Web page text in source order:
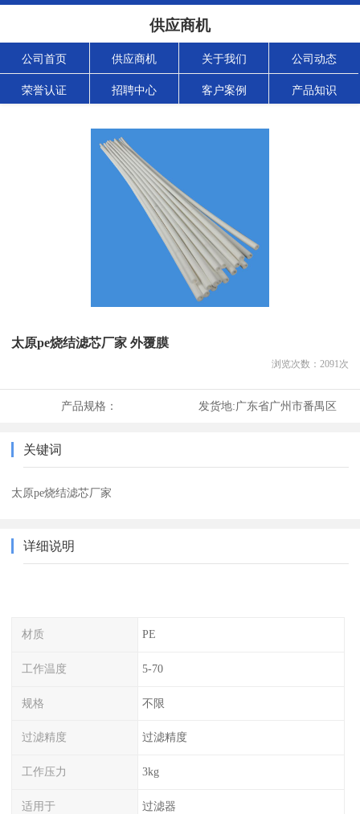
供应商机
公司首页 供应商机 关于我们 公司动态
荣誉认证 招聘中心 客户案例 产品知识
太原pe烧结滤芯厂家 外覆膜
浏览次数： 2091次
产品规格： 发货地:广东省广州市番禺区
关键词
太原pe烧结滤芯厂家
详细说明
材质 PE
工作温度 5-70
规格 不限
过滤精度 过滤精度
工作压力 3kg
适用于 过滤器